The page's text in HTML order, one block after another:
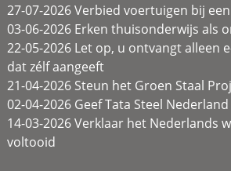
27-07-2026 Verbied voertuigen bij
03-06-2026 Erken thuisonderwijs als
22-05-2026 Let op, u ontvangt alleen
dat zélf aangeeft
21-04-2026 Steun het Groen Staal
02-04-2026 Geef Tata Steel
14-03-2026 Verklaar het Nederlands
voltooid